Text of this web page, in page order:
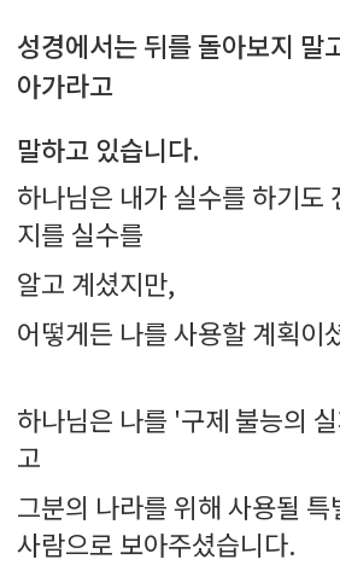
성경에서는 뒤를 돌아보지 말
아가라고
말하고 있습니다.
하나님은 내가 실수를 하기도
지를 실수를
알고 계셨지만,
어떻게든 나를 사용할 계획이
하나님은 나를 '구제 불능의
고
그분의 나라를 위해 사용될
사람으로 보아주셨습니다.